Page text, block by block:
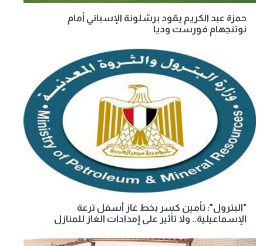
حمزة عبد الكريم يقود برشلونة الإسباني أمام
نوتنجهام فورست وديا
"البترول": تأمين كسر بخط غاز أسفل ترعة
الإسماعيلية.. ولا تأثير على إمدادات الغاز للمنازل